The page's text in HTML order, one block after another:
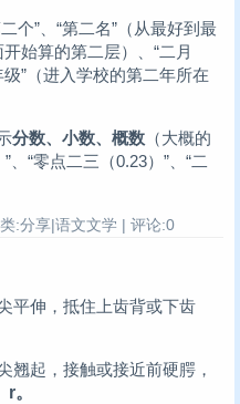
个”、“第二名”（从最好到最
始算的第二层）、“二月
”（进入学校的第二年所在
分数、小数、概数 （大概的
“零点二三（0.23）”、“二
:分享|语文文学 | 评论:0
平伸，抵住上齿背或下齿
翘起，接触或接近前硬腭，
。